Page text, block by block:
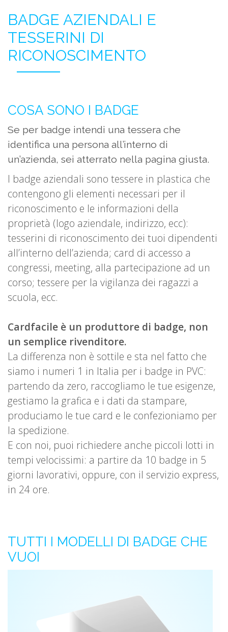
BADGE AZIENDALI E
TESSERINI DI
RICONOSCIMENTO
COSA SONO I BADGE
Se per badge intendi una tessera che
identifica una persona all’interno di
un’azienda, sei atterrato nella pagina giusta.
I badge aziendali sono tessere in plastica che
contengono gli elementi necessari per il
riconoscimento e le informazioni della
proprietà (logo aziendale, indirizzo, ecc):
tesserini di riconoscimento dei tuoi dipendenti
all’interno dell’azienda; card di accesso a
congressi, meeting, alla partecipazione ad un
corso; tessere per la vigilanza dei ragazzi a
scuola, ecc.
Cardfacile è un produttore di badge, non
un semplice rivenditore.
La differenza non è sottile e sta nel fatto che
siamo i numeri 1 in Italia per i badge in PVC:
partendo da zero, raccogliamo le tue esigenze,
gestiamo la grafica e i dati da stampare,
produciamo le tue card e le confezioniamo per
la spedizione.
E con noi, puoi richiedere anche piccoli lotti in
tempi velocissimi: a partire da 10 badge in 5
giorni lavorativi, oppure, con il servizio express,
in 24 ore.
TUTTI I MODELLI DI BADGE CHE
VUOI